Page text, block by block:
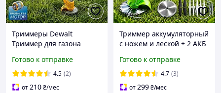
Триммеры Dewalt
Триммер для газона
триммер для работ в
саду) Тример ручной для
травы и кустов
Готово к отправке
4.5 (2)
от210₴/мес
Триммер аккумуляторный
с ножем и леской + 2 АКБ
триммер газонокосилка
для травы с раздвижной
штангой
Готово к отправке
4.7 (3)
от299₴/мес